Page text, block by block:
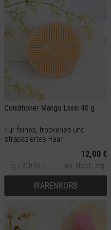
Conditioner Mango Lassi 40 g
Für feines, trockenes und
strapaziertes Haar
12,00 €
1 kg = 300,00 € inkl. MwSt., zzgl.
Versand
WARENKORB